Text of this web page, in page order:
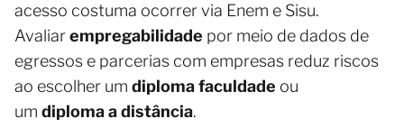
acesso costuma ocorrer via Enem e Sisu.
Avaliarempregabilidade por meio de dados de
egressos e parcerias com empresas reduz riscos
ao escolher um diploma faculdade ou
um diploma a distância.